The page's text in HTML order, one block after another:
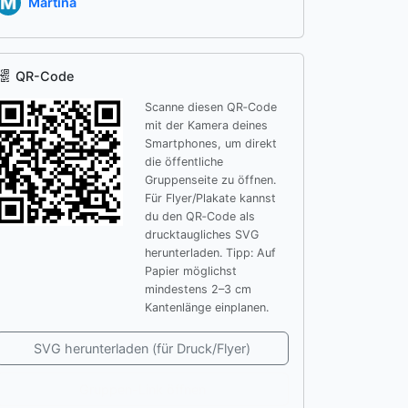
QR-Code
Scanne diesen QR‑Code
mit der Kamera deines
Smartphones, um direkt
die öffentliche
Gruppenseite zu öffnen.
Für Flyer/Plakate kannst
du den QR‑Code als
drucktaugliches SVG
herunterladen. Tipp: Auf
Papier möglichst
mindestens 2–3 cm
Kantenlänge einplanen.
SVG herunterladen (für Druck/Flyer)